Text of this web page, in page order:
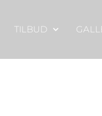
TILBUD